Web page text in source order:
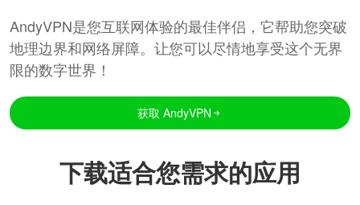
AndyVPN是您互联网体验的最佳伴侣，它帮助您突破
地理边界和网络屏障。让您可以尽情地享受这个无界
限的数字世界！
获取 AndyVPN
下载适合您需求的应用